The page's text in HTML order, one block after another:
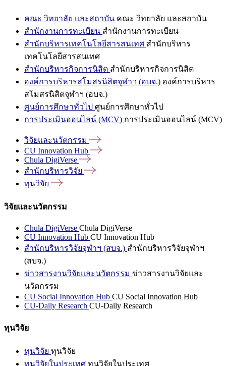
คณะ วิทยาลัย และสถาบัน คณะ วิทยาลัย และสถาบัน
สำนักงานการทะเบียน สำนักงานการทะเบียน
สำนักบริหารเทคโนโลยีสารสนเทศ สำนักบริหาร
เทคโนโลยีสารสนเทศ
สำนักบริหารกิจการนิสิต สำนักบริหารกิจการนิสิต
องค์การบริหารสโมสรนิสิตจุฬาฯ (อบจ.) องค์การบริหาร
สโมสรนิสิตจุฬาฯ (อบจ.)
ศูนย์การศึกษาทั่วไป ศูนย์การศึกษาทั่วไป
การประเมินออนไลน์ (MCV) การประเมินออนไลน์ (MCV)
วิจัยและนวัตกรรม
CU Innovation Hub
Chula DigiVerse
สำนักบริหารวิจัย
ทุนวิจัย
วิจัยและนวัตกรรม
Chula DigiVerse Chula DigiVerse
CU Innovation Hub CU Innovation Hub
สำนักบริหารวิจัยจุฬาฯ (สบจ.) สำนักบริหารวิจัยจุฬาฯ
(สบจ.)
ข่าวสารงานวิจัยและนวัตกรรม ข่าวสารงานวิจัยและ
นวัตกรรม
CU Social Innovation Hub CU Social Innovation Hub
CU-Daily Research CU-Daily Research
ทุนวิจัย
ทุนวิจัย ทุนวิจัย
ทุนวิจัยในประเทศ ทุนวิจัยในประเทศ